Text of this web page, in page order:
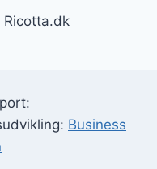
Business